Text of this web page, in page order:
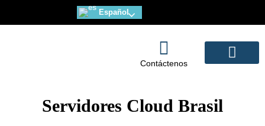
Español
Contáctenos
Servidores Cloud Brasil